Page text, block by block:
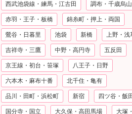
西武池袋線・練馬・江古田 調布・千歳烏山
赤羽・王子・板橋 錦糸町・押上・両国
鶯谷・日暮里 池袋 新橋 上野・浅
吉祥寺・三鷹 中野・高円寺 五反田
京王線・初台・笹塚 八王子・日野
六本木・麻布十番 北千住・亀有
品川・田町・浜松町 新宿 四ツ谷・飯
国分寺・国立 大久保・高田馬場 大塚